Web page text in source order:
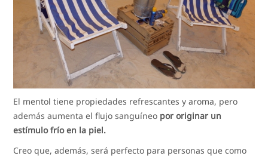
El mentol tiene propiedades refrescantes y aroma, pero
además aumenta el flujo sanguíneo por originar un
estímulo frío en la piel.
Creo que, además, será perfecto para personas que como